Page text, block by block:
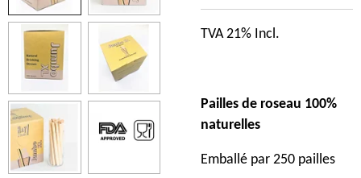
TVA 21% Incl.
Pailles de roseau 100%
naturelles
Emballé par 250 pailles